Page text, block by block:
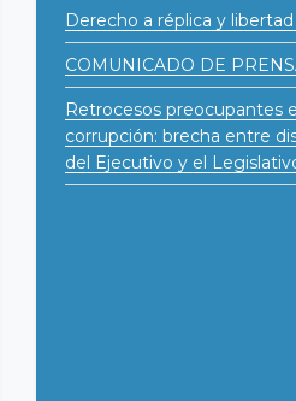
Derecho a réplica y
COMUNICADO DE
Retrocesos preocupantes
corrupción: brecha entre
del Ejecutivo y el